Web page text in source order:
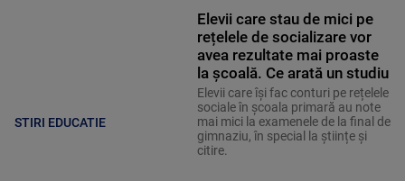
STIRI EDUCATIE
Elevii care stau de mici pe
rețelele de socializare vor
avea rezultate mai proaste
la școală. Ce arată un studiu
Elevii care îşi fac conturi pe rețelele
sociale în școala primară au note
mai mici la examenele de la final de
gimnaziu, în special la științe și
citire.